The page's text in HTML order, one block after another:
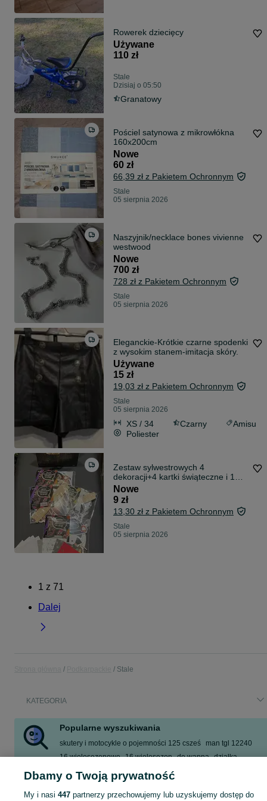
Rowerek dziecięcy
Używane
110 zł
Stale
Dzisiaj o 05:50
Granatowy
Pościel satynowa z mikrowłókna
160x200cm
Nowe
60 zł
66,39 zł z Pakietem Ochronnym
Stale
05 sierpnia 2026
Naszyjnik/necklace bones vivienne
westwood
Nowe
700 zł
728 zł z Pakietem Ochronnym
Stale
05 sierpnia 2026
Eleganckie-Krótkie czarne spodenki
z wysokim stanem-imitacja skóry.
Używane
15 zł
19,03 zł z Pakietem Ochronnym
Stale
05 sierpnia 2026
XS / 34 Czarny
Amisu
Poliester
Zestaw sylwestrowych 4
dekoracji+4 kartki świąteczne i 1
torba do pako
Nowe
9 zł
13,30 zł z Pakietem Ochronnym
Stale
05 sierpnia 2026
1 z 71
Dalej
Stale
KATEGORIA
Popularne wyszukiwania
skutery i motocykle o pojemności 125 csześ
man tgl 12240
16 wielosezonowe 16 wielosezon do wapna działka
likwidacja
nintendo switch oled
Zobacz Więcej
Dbamy o Twoją prywatność
My i nasi 447partnerzy przechowujemy lub uzyskujemy dostęp do